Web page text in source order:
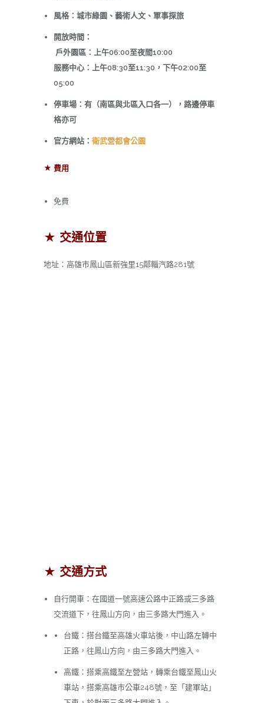
風格：城市綠園、藝術人文、軍事探旅
開放時間：
戶外園區：上午06:00至夜間10:00
服務中心：上午08:30至11:30，下午02:00至
05:00
停車場：有（南區與北區入口各一），路邊停車
格亦可
官方網站： 衛武營都會公園
★ 費用
免費
★ 交通位置
地址：高雄市鳳山區新強里15鄰輜汽路281號
★ 交通方式
自行開車：在國道一號高速公路中正路或三多路
交流道下，往鳳山方向，由三多路大門進入。
台鐵：搭台鐵至高雄火車站後，中山路左轉中
正路，往鳳山方向，由三多路大門進入。
高鐵：搭乘高鐵至左營站，轉乘台鐵至鳳山火
車站，搭乘高雄市公車248號，至「建軍站」